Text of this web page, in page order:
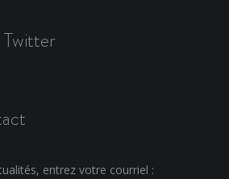
entrez votre courriel :